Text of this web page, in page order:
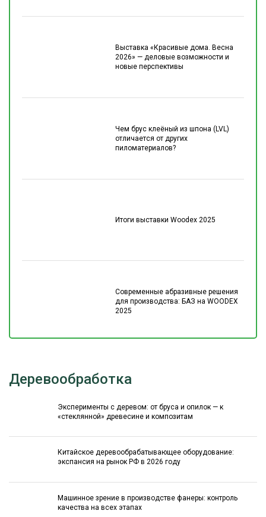
Выставка «Красивые дома. Весна
2026» — деловые возможности и
новые перспективы
Чем брус клеёный из шпона (LVL)
отличается от других
пиломатериалов?
Итоги выставки Woodex 2025
Современные абразивные решения
для производства: БАЗ на WOODEX
2025
Деревообработка
Эксперименты с деревом: от бруса и опилок — к
«стеклянной» древесине и композитам
Китайское деревообрабатывающее оборудование:
экспансия на рынок РФ в 2026 году
Машинное зрение в производстве фанеры: контроль
качества на всех этапах